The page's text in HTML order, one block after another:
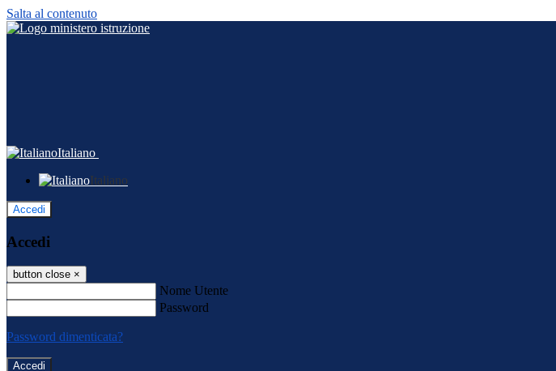
Salta al contenuto
Italiano
Italiano
Accedi
Accedi
button close ×
Nome Utente
Password
Password dimenticata?